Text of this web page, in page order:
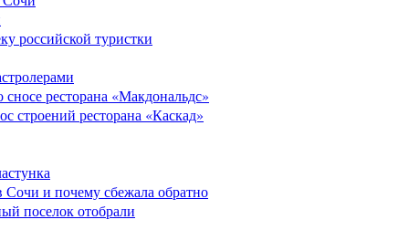
российской туристки
ресторана «Макдональдс»
строений ресторана «Каскад»
Сочи и почему сбежала обратно
поселок отобрали